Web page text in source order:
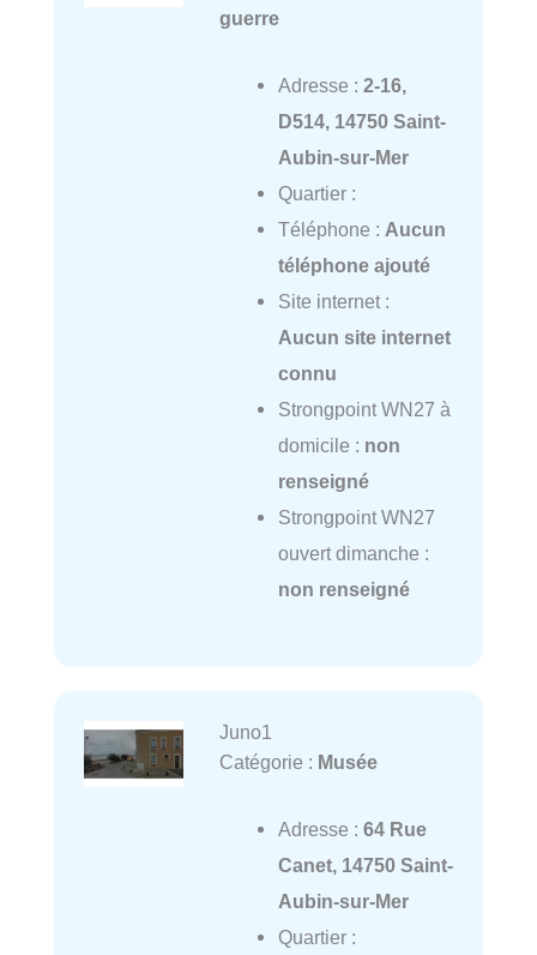
guerre
Adresse : 2-16,
D514, 14750 Saint-
Aubin-sur-Mer
Quartier :
Téléphone : Aucun
téléphone ajouté
Site internet :
Aucun site internet
connu
Strongpoint WN27 à
domicile : non
renseigné
Strongpoint WN27
ouvert dimanche :
non renseigné
Juno1
Catégorie : Musée
Adresse : 64 Rue
Canet, 14750 Saint-
Aubin-sur-Mer
Quartier :